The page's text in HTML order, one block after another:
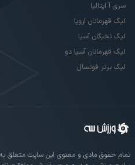
سری آ ایتالیا
لیگ قهرمانان اروپا
لیگ نخبگان آسیا
لیگ قهرمانان آسیا دو
لیگ برتر فوتسال
تمام حقوق مادی و معنوی این سایت متعلق